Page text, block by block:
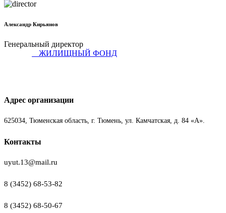
Александр Кирьянов
Генеральный директор
ЖИЛИЩНЫЙ ФОНД
Адрес организации
625034, Тюменская область, г. Тюмень, ул. Камчатская, д. 84 «А».
Контакты
uyut.13@mail.ru
8 (3452) 68-53-82
8 (3452) 68-50-67